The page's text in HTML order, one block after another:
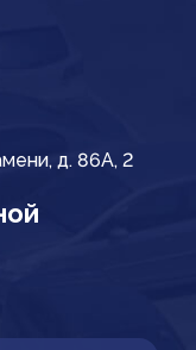
д. 86А, 2